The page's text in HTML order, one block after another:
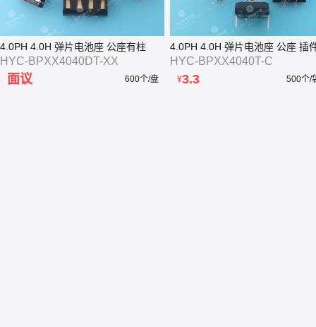
4.0PH 4.0H 弹片电池座 公座有柱
HYC-BPXX4040DT-XX
面议 600个/盘
4.0PH 4.0H 弹片电池座 公座 插
HYC-BPXX4040T-C
¥3.3 500个/